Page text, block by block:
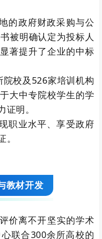
的政府财政采购与公
被明确认定为投标人
著提升了企业的中标
校及526家培训机构
大中专院校学生的学
明。
职业水平、享受政府
教材开发
价离不开坚实的学术
联合300余所高校的